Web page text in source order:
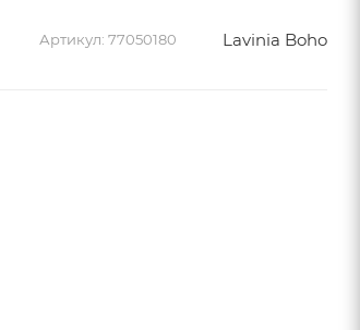
Артикул: 77050180 Lavinia Boho